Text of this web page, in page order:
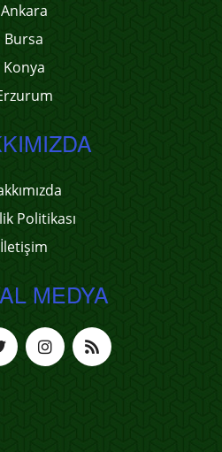
Ankara
Bursa
Konya
Politikası
İletişim
MEDYA